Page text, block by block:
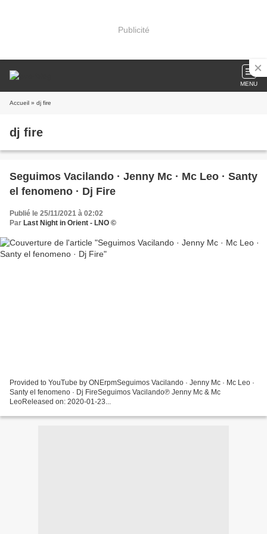
Publicité
MENU
Accueil » dj fire
dj fire
Seguimos Vacilando · Jenny Mc · Mc Leo · Santy
el fenomeno · Dj Fire
Publié le 25/11/2021 à 02:02
Par Last Night in Orient - LNO ©
Provided to YouTube by ONErpmSeguimos Vacilando · Jenny Mc · Mc Leo ·
Santy el fenomeno · Dj FireSeguimos Vacilando℗ Jenny Mc & Mc
LeoReleased on: 2020-01-23...